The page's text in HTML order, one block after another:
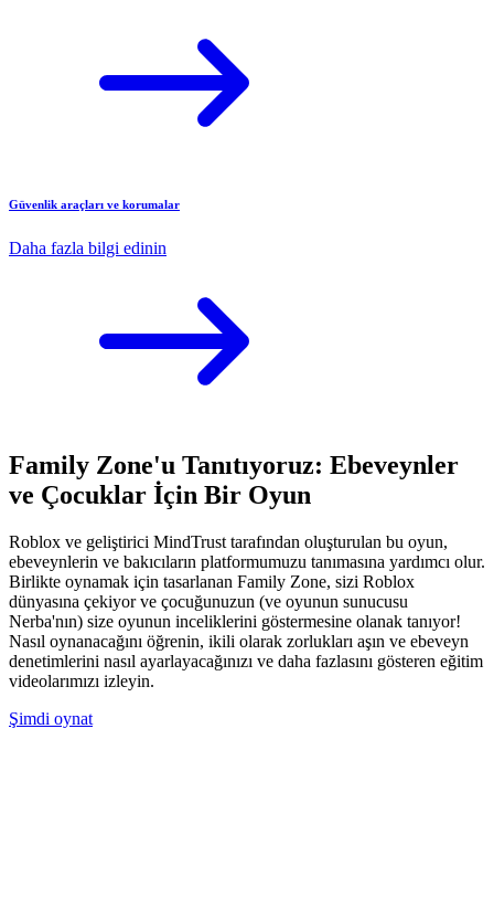
Güvenlik araçları ve korumalar
Daha fazla bilgi edinin
Family Zone'u Tanıtıyoruz: Ebeveynler
ve Çocuklar İçin Bir Oyun
Roblox ve geliştirici MindTrust tarafından oluşturulan bu oyun,
ebeveynlerin ve bakıcıların platformumuzu tanımasına yardımcı olur.
Birlikte oynamak için tasarlanan Family Zone, sizi Roblox
dünyasına çekiyor ve çocuğunuzun (ve oyunun sunucusu
Nerba'nın) size oyunun inceliklerini göstermesine olanak tanıyor!
Nasıl oynanacağını öğrenin, ikili olarak zorlukları aşın ve ebeveyn
denetimlerini nasıl ayarlayacağınızı ve daha fazlasını gösteren eğitim
videolarımızı izleyin.
Şimdi oynat